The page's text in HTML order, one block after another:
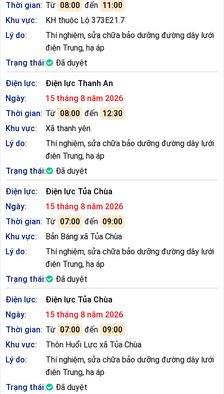
Thời gian: Từ 08:00 đến 11:00
Khu vực:
KH thuộc Lộ 373E21.7
Lý do:
Thí nghiệm, sửa chữa bảo dưỡng đường dây lưới
điện Trung, hạ áp
Trạng thái:
Đã duyệt
Điện lực:
Điện lực Thanh An
Ngày:
15 tháng 8 năm 2026
Thời gian: Từ 08:00 đến 12:30
Khu vực:
Xã thanh yên
Lý do:
Thí nghiệm, sửa chữa bảo dưỡng đường dây lưới
điện Trung, hạ áp
Trạng thái:
Đã duyệt
Điện lực:
Điện lực Tủa Chùa
Ngày:
15 tháng 8 năm 2026
Thời gian: Từ 07:00 đến 09:00
Khu vực:
Bản Báng xã Tủa Chùa
Lý do:
Thí nghiệm, sửa chữa bảo dưỡng đường dây lưới
điện Trung, hạ áp
Trạng thái:
Đã duyệt
Điện lực:
Điện lực Tủa Chùa
Ngày:
15 tháng 8 năm 2026
Thời gian: Từ 07:00 đến 09:00
Khu vực:
Thôn Huổi Lực xã Tủa Chùa
Lý do:
Thí nghiệm, sửa chữa bảo dưỡng đường dây lưới
điện Trung, hạ áp
Trạng thái:
Đã duyệt